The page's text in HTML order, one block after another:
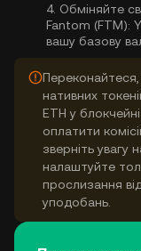
4. Обміняйте
Fantom (FTM):
вашу базову
нативних
ETH у
оплатити
зверніть увагу
налаштуйте
прослизання
уподобань.